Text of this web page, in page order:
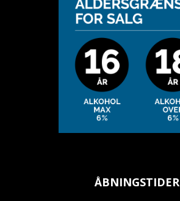
ÅBNINGSTIDER